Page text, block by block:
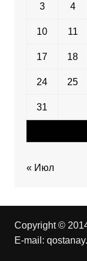
3 4
10 11
17 18
24 25
31
« Июл
Copyright ©
E-mail: